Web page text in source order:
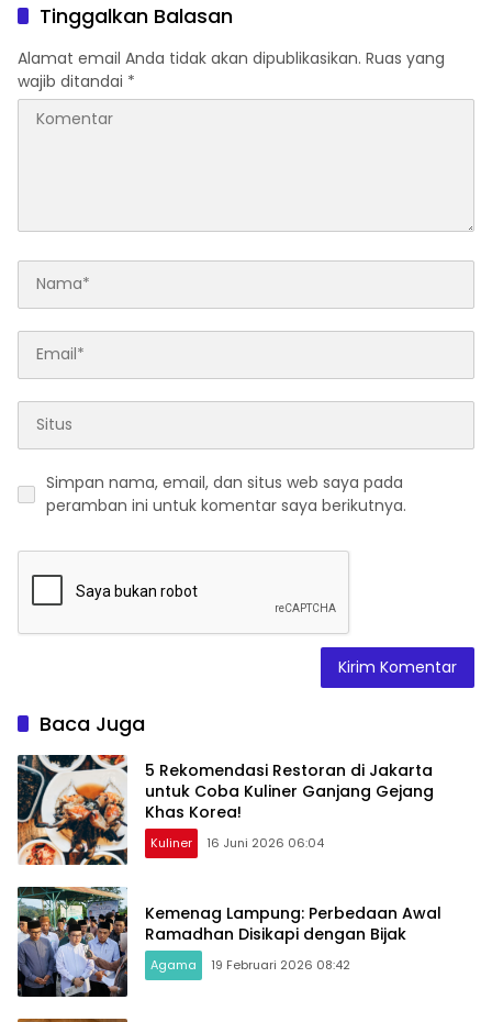
Tinggalkan Balasan
Alamat email Anda tidak akan dipublikasikan. Ruas yang
wajib ditandai *
Simpan nama, email, dan situs web saya pada
peramban ini untuk komentar saya berikutnya.
Baca Juga
5 Rekomendasi Restoran di Jakarta
untuk Coba Kuliner Ganjang Gejang
Khas Korea!
Kuliner 16 Juni 2026 06:04
Kemenag Lampung: Perbedaan Awal
Ramadhan Disikapi dengan Bijak
Agama 19 Februari 2026 08:42